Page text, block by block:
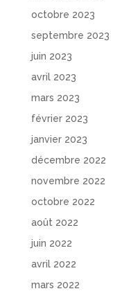
octobre 2023
septembre 2023
juin 2023
avril 2023
mars 2023
février 2023
janvier 2023
décembre 2022
novembre 2022
octobre 2022
août 2022
juin 2022
avril 2022
mars 2022